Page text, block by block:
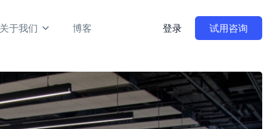
关于我们 博客 登录 试用咨询